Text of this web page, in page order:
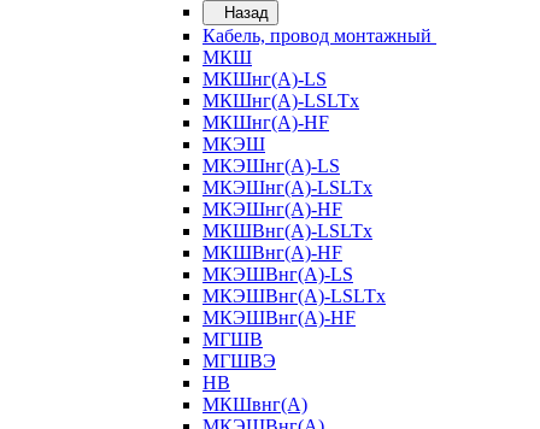
Назад
Кабель, провод монтажный
МКШ
МКШнг(А)-LS
МКШнг(А)-LSLTx
МКШнг(А)-HF
МКЭШ
МКЭШнг(А)-LS
МКЭШнг(А)-LSLTx
МКЭШнг(А)-HF
МКШВнг(A)-LSLTx
МКШВнг(А)-HF
МКЭШВнг(А)-LS
МКЭШВнг(A)-LSLTx
МКЭШВнг(А)-HF
МГШВ
МГШВЭ
НВ
МКШвнг(А)